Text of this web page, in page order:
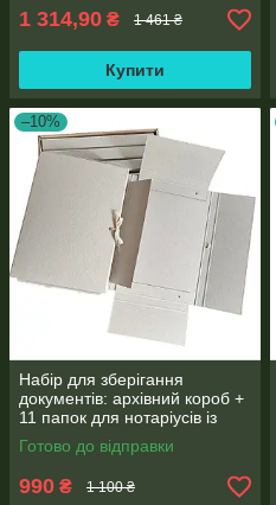
1 314,90 ₴ 1 461 ₴
Купити
–10%
Набір для зберігання
документів: архівний короб +
11 папок для нотаріусів із
клапаном (корінець 30 мм)
Готово до відправки
990 ₴ 1 100 ₴